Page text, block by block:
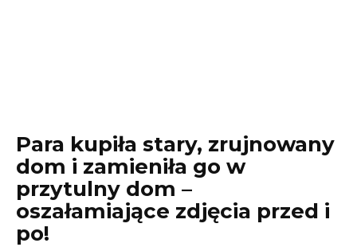
Para kupiła stary, zrujnowany
dom i zamieniła go w
przytulny dom –
oszałamiające zdjęcia przed i
po!